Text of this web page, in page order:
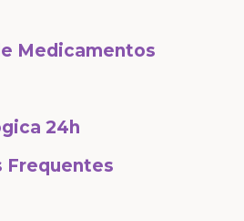
Medicamentos
24h
Frequentes